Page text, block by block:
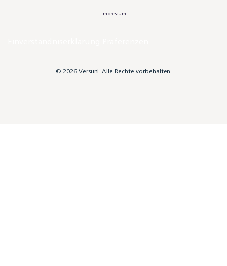
Impressum
© 2026 Versuni. Alle Rechte vorbehalten.